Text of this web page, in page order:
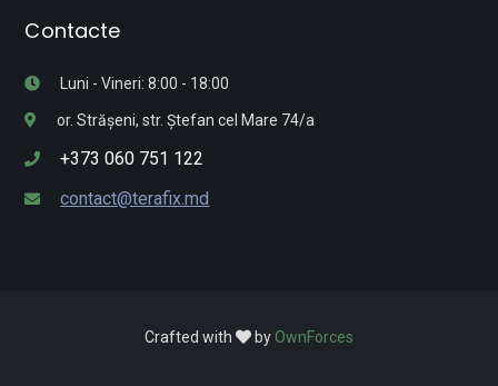
Contacte
Luni - Vineri: 8:00 - 18:00
or. Strășeni, str. Ștefan cel Mare 74/a
+373 060 751 122
contact@terafix.md
Crafted with by OwnForces